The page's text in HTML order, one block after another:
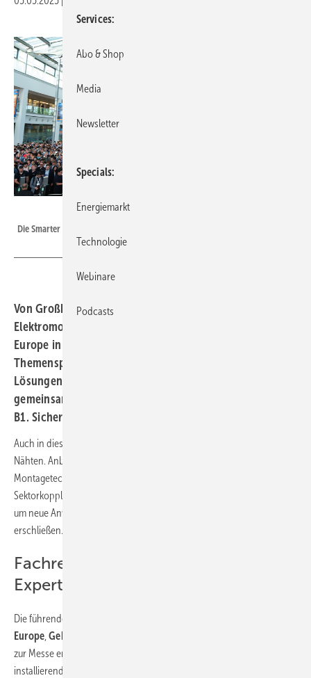
Die Smarter E Europe findet vom 7. bis 9. Mai in München statt.
Von Großbatteriespeichern bis zu Entwicklungen der
Elektromobilität bietet die Messe-Allianz The Smarter E
Europe in München Innovationen in zahlreichen
Themenspektren der Energiewende. Wie konkrete
Lösungen aussehen, zeigen führende Fachmedien
gemeinsam mit Expertinnen und Experten in Halle
B1. Sichern Sie sich rechtzeitig Ihr Freiticket!
Auch in diesem Jahr platzt die Messe München wieder aus allen
Nähten. Anbieter von Solarmodulen, Wechselrichtern,
Montagetechnik, Stromspeichern, Ladetechnik und Lösungen für die
Sektorkopplung. Installateure erhalten neue Produkte und Lösungen,
um neue Anwendungen für Privat- und Gewerbekunden zu
erschließen.
Fachredakteure diskutieren mit
Experten
Die führenden Fachmedien
Europe ,Gebäude-Energieberater,
zur Messe erneut ihren Expertentreff an. Er rückt die Chancen für das
installierende Handwerk und die Praktiker der Energiewende in den
Services
Abo & Shop
Media
Newsletter
Specials
Energiemarkt
Technologie
Webinare
Podcasts